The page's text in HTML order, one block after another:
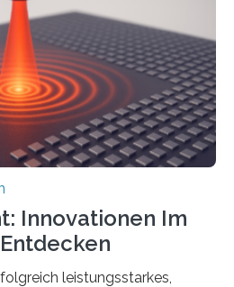
Society. —What for?
Strom leiten und Licht
für viele moderne
Innovationen Im
leistungsstarkes,